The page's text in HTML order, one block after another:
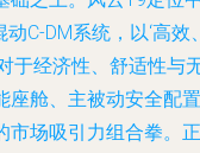
C-DM系统，以‘高效
于经济性、舒适性与
座舱、主被动安全配置
市场吸引力组合拳。正